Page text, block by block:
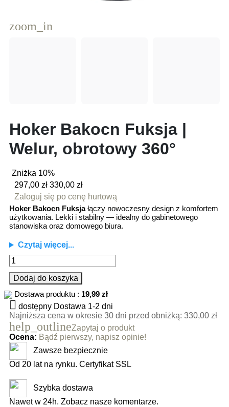
zoom_in
Hoker Bakocn Fuksja |
Welur, obrotowy 360°
Zniżka 10%
297,00 zł 330,00 zł
Zaloguj się po cenę hurtową
Hoker Bakocn Fuksjałączy nowoczesny design z komfortem
użytkowania. Lekki i stabilny — idealny do gabinetowego
stanowiska oraz domowego biura.
Czytaj więcej...
Dodaj do koszyka
Dostawa produktu : 19,99 zł
 dostępny Dostawa 1-2 dni
Najniższa cena w okresie 30 dni przed obniżką: 330,00 zł
help_outlineZapytaj o produkt
Ocena: Bądź pierwszy, napisz opinie!
Zawsze bezpiecznie
Od 20 lat na rynku. Certyfikat SSL
Szybka dostawa
Nawet w 24h. Zobacz nasze komentarze.